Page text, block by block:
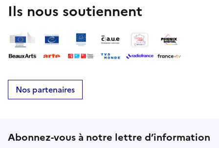
Ils nous soutiennent
Nos partenaires
Abonnez-vous à notre lettre d’information